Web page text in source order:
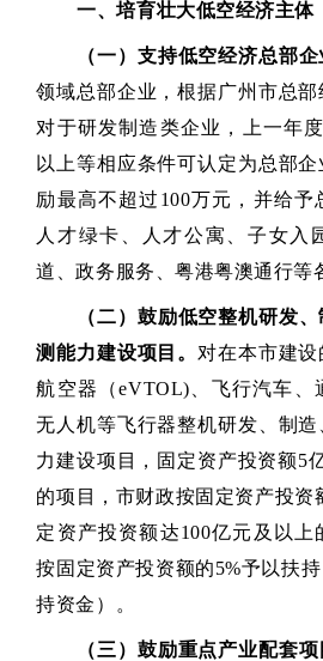
一、培育壮大低空经济主体
（一）支持低空经济总部企
领域总部企业，根据广州市总部
对于研发制造类企业，上一年
以上等相应条件可认定为总部
励最高不超过100万元，并给予
人才绿卡、人才公寓、子女入
道、政务服务、粤港粤澳通行等
（二）鼓励低空整机研发
测能力建设项目。 对在本市建
航空器（eVTOL)、飞行汽车、
无人机等飞行器整机研发、制
力建设项目，固定资产投资额5
的项目，市财政按固定资产投资
定资产投资额达100亿元及以上
按固定资产投资额的5%予以扶
持资金）。
（三）鼓励重点产业配套项